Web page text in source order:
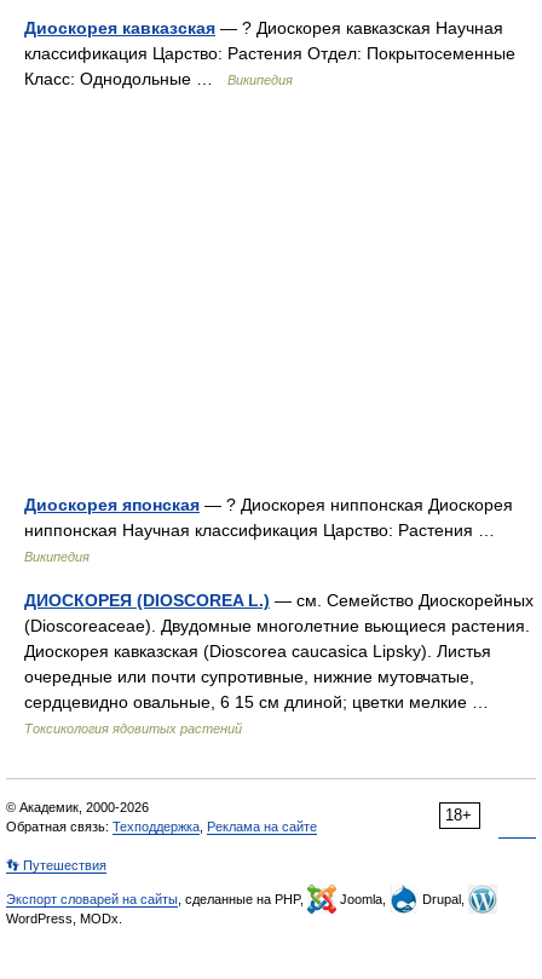
Диоскорея кавказская — ? Диоскорея кавказская Научная
классификация Царство: Растения Отдел: Покрытосеменные
Класс: Однодольные …
Википедия
Диоскорея японская — ? Диоскорея ниппонская Диоскорея
ниппонская Научная классификация Царство: Растения …
Википедия
ДИОСКОРЕЯ (DIOSCOREA L.) — см. Семейство Диоскорейных
(Dioscoreaceae). Двудомные многолетние вьющиеся растения.
Диоскорея кавказская (Dioscorea caucasica Lipsky). Листья
очередные или почти супротивные, нижние мутовчатые,
сердцевидно овальные, 6 15 см длиной; цветки мелкие …
Токсикология ядовитых растений
18+
© Академик, 2000-2026
Обратная связь: Техподдержка Реклама на сайте
👣 Путешествия
Экспорт словарей на сайты , сделанные на PHP, Joomla,
Drupal,
WordPress, MODx.